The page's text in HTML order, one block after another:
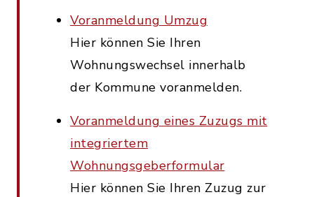
Voranmeldung Umzug
Hier können Sie Ihren
Wohnungswechsel innerhalb
der Kommune voranmelden.
Voranmeldung eines Zuzugs mit
integriertem
Wohnungsgeberformular
Hier können Sie Ihren Zuzug zur